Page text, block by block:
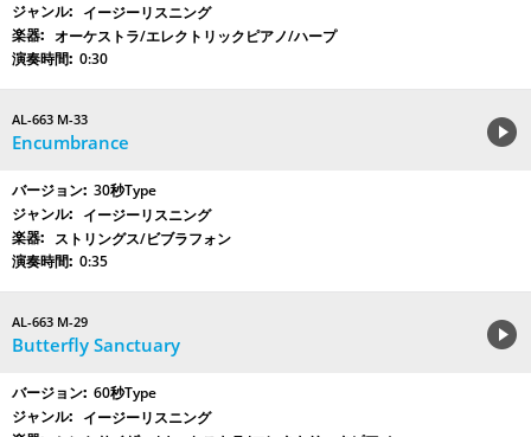
イージーリスニング
オーケストラ/エレクトリックピアノ/ハープ
0:30
AL-663 M-33
Encumbrance
30秒Type
イージーリスニング
ストリングス/ビブラフォン
0:35
AL-663 M-29
Butterfly Sanctuary
60秒Type
イージーリスニング